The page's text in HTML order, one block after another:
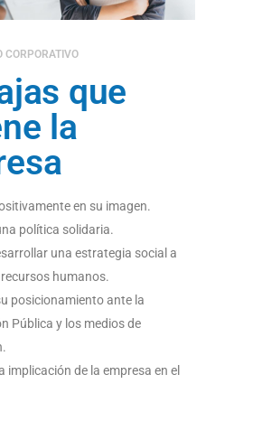
CORPORATIVO
que
la
en su imagen.
política solidaria.
una estrategia social a
humanos.
posicionamiento ante la
Pública y los medios de
implicación de la empresa en el